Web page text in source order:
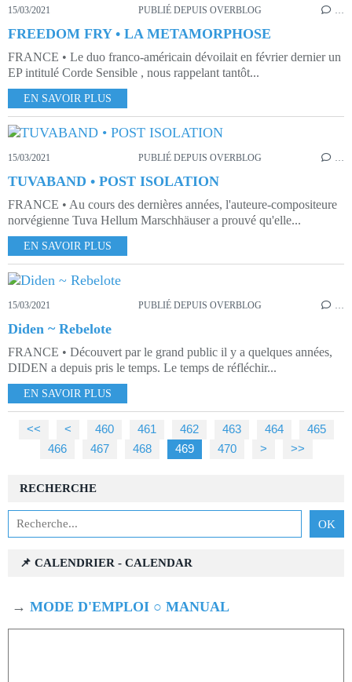
15/03/2021 PUBLIÉ DEPUIS OVERBLOG
FREEDOM FRY • LA METAMORPHOSE
FRANCE • Le duo franco-américain dévoilait en février dernier un
EP intitulé Corde Sensible , nous rappelant tantôt...
EN SAVOIR PLUS
15/03/2021 PUBLIÉ DEPUIS OVERBLOG …
TUVABAND • POST ISOLATION
FRANCE • Au cours des dernières années, l'auteure-compositeure
norvégienne Tuva Hellum Marschhäuser a prouvé qu'elle...
EN SAVOIR PLUS
15/03/2021 PUBLIÉ DEPUIS OVERBLOG …
Diden ~ Rebelote
FRANCE • Découvert par le grand public il y a quelques années,
DIDEN a depuis pris le temps. Le temps de réfléchir...
EN SAVOIR PLUS
<< < 400
410
420
430
440
450
460 461 462 463 464
465
466
467 468 469 470 480
490
500
> >>
RECHERCHE
📌 CALENDRIER - CALENDAR
→ MODE D'EMPLOI ○ MANUAL